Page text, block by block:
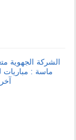
الشركة الجهوية
آخر